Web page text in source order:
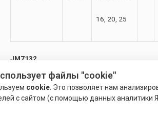
16, 20, 25
JM7132
Маркировка Конус Размер D
файлы "cookie"
cookie . Это позволяет нам
с сайтом (с помощью данных аналитики